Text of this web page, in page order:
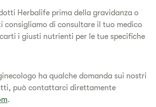
Herbalife prima della gravidanza o
di consultare il tuo medico
i giusti nutrienti per le tue specifiche
ha qualche domanda sui nostri
può contattarci direttamente
.